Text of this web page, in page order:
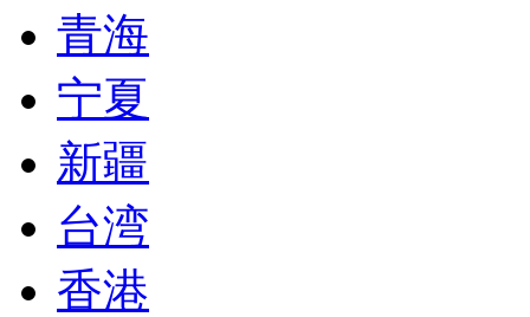
青海
宁夏
新疆
台湾
香港